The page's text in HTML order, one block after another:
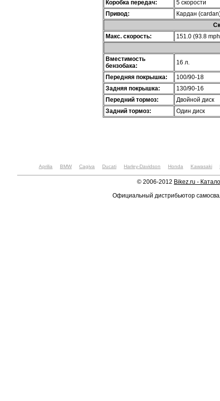
Коробка передач:
5 скорости
Привод:
Кардан
Макс. скорость:
151.0 (93.8
Вместимость
бензобака:
16 л.
Передняя покрышка:
100/90-18
Задняя покрышка:
130/90-16
Передний тормоз:
Двойной диск
Задний тормоз:
Один диск
Aprilia BMW Cagiva Ducati Harley-Davidson Honda Kawasaki
© 2006-2012 Bikez.ru -
Официальный дистрибьютор